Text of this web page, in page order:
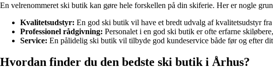
En velrenommeret ski butik kan gøre hele forskellen på din skiferie. Her er nogle
Kvalitetsudstyr: En god ski butik vil have et bredt udvalg af kvalitetsudstyr
Professionel rådgivning: Personalet i en god ski butik er ofte erfarne
Service: En pålidelig ski butik vil tilbyde god kundeservice både før og efter
Hvordan finder du den bedste ski butik i Århus?